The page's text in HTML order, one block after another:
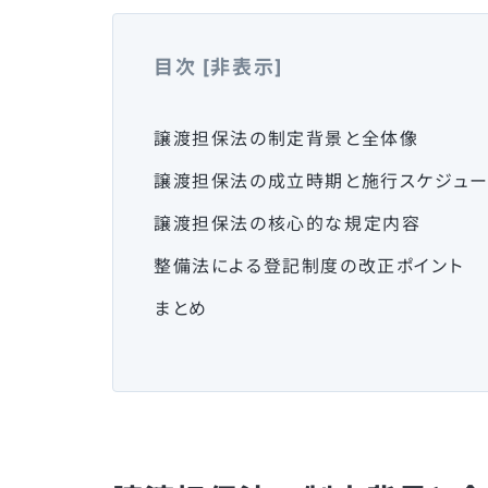
目次 [非表示]
譲渡担保法の制定背景と全体像
譲渡担保法の成立時期と施行スケジュ
譲渡担保法の核心的な規定内容
整備法による登記制度の改正ポイント
まとめ